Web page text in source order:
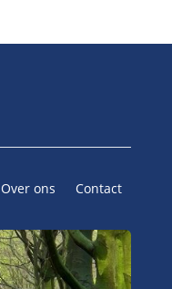
Over ons Contact